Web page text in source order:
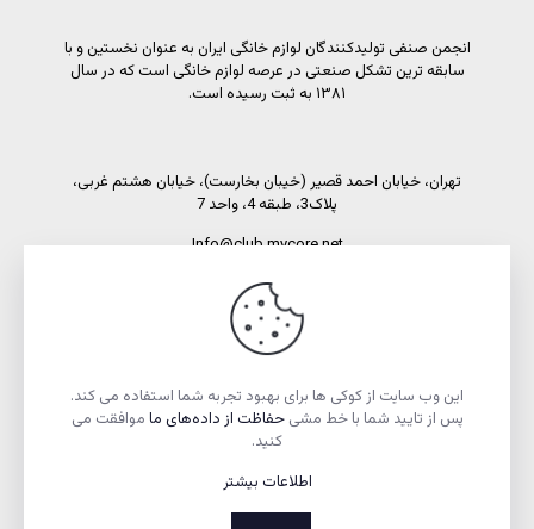
انجمن صنفی تولیدکنندگان لوازم خانگی ایران به عنوان نخستین و با
سابقه ترین تشکل صنعتی در عرصه لوازم خانگی است که در سال
۱۳۸۱ به ثبت رسیده است.
تهران، خیابان احمد قصیر (خیبان بخارست)، خیابان هشتم غربی،
پلاک3، طبقه 4، واحد 7
Info@club.mycore.net
شماره تماس: 02191089450
شماره فاکس: 02188521269
تمام حقوق مادی و معنوی این وبسایت متعلق به انجمن صنفی
این وب سایت از کوکی ها برای بهبود تجربه شما استفاده می کند.
پس از تایید شما با خط مشیحفاظت از داده‌های ما موافقت می
کنید.
اطلاعات بیشتر